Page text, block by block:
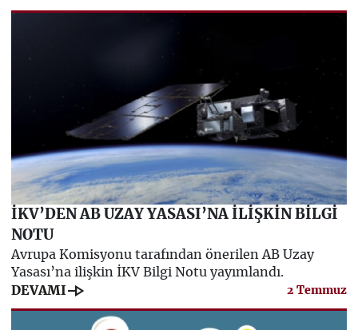
İKV’DEN AB UZAY YASASI’NA İLİŞKİN BİLGİ
NOTU
Avrupa Komisyonu tarafından önerilen AB Uzay
Yasası’na ilişkin İKV Bilgi Notu yayımlandı.
DEVAMI line_end_arrow 2 Temmuz